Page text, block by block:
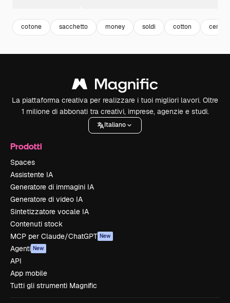
cotone sacchetto money soldi cotton cereali
La piattaforma creativa per realizzare i tuoi migliori lavori. Oltre
1 milione di abbonati tra creativi, imprese, agenzie e studi.
Italiano
Prodotti
Spaces
Assistente IA
Generatore di immagini IA
Generatore di video IA
Sintetizzatore vocale IA
Contenuti stock
MCP per Claude/ChatGPT New
Agenti New
API
App mobile
Tutti gli strumenti Magnific